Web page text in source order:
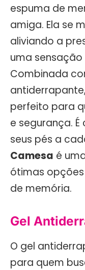
espuma de
amiga. Ela se
aliviando a
uma
Combinada
perfeito para
e segurança.
seus pés a
Camesa é
ótimas
de memória.
Gel
O gel
para quem